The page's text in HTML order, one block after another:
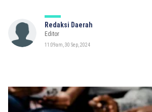
Redaksi Daerah
Editor
11:09am, 30 Sep, 2024